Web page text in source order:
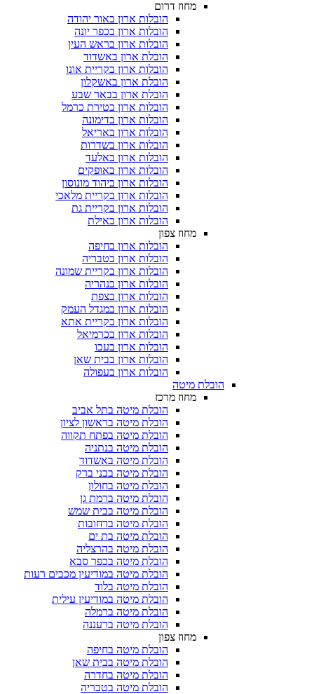
הובלות ארון באור יהודה
הובלות ארון בכפר יונה
הובלות ארון בראש העין
הובלת ארון באשדוד
הובלות ארון בקריית אונו
הובלת ארון באשקלון
הובלת ארון בבאר שבע
הובלות ארון בטירת כרמל
הובלות ארון בדימונה
הובלות ארון באריאל
הובלות ארון בשדרות
הובלות ארון באלעד
הובלות ארון באופקים
הובלות ארון ביהוד מונוסון
הובלות ארון בקריית מלאכי
הובלות ארון בקריית גת
הובלות ארון באילת
הובלות ארון בחיפה
הובלות ארון בטבריה
הובלות ארון בקריית שמונה
הובלות ארון בנהריה
הובלות ארון בצפת
הובלות ארון במגדל העמק
הובלות ארון בקריית אתא
הובלות ארון בכרמיאל
הובלות ארון בעכו
הובלות ארון בבית שאן
הובלות ארון בעפולה
הובלת מיטה בתל אביב
הובלת מיטה בראשון לציון
הובלת מיטה בפתח תקווה
הובלת מיטה בנתניה
הובלת מיטה באשדוד
הובלת מיטה בבני ברק
הובלת מיטה בחולון
הובלת מיטה ברמת גן
הובלת מיטה בבית שמש
הובלת מיטה ברחובות
הובלת מיטה בת ים
הובלת מיטה בהרצליה
הובלת מיטה בכפר סבא
הובלת מיטה במודיעין מכבים רעות
הובלת מיטה בלוד
הובלת מיטה במודיעין עילית
הובלת מיטה ברמלה
הובלת מיטה ברעננה
הובלת מיטה בחיפה
הובלת מיטה בבית שאן
הובלת מיטה בחדרה
הובלת מיטה בטבריה